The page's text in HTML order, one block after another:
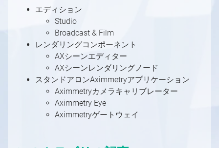
HDMI
ユーザーインターフェース
パネルの概要
フローエディターの基本
カメラムーバーのマウス制御
キーボードショートカット
トランスフォーメーションギズモとシーン設
定の編集
注意事項
方法
有線接続によるAximmetry Eyeの使い方
Aximmetry ゲートウェイの使用
Aximmetry Instant
Aximmetry Instant とは何ですか？
Aximmetry Instant Scene のインストール方
法
Aximmetry インスタントシーンの使用方法
インターレースビデオ信号
HDR 入力と出力
NDI
NDI 入力/出力設定
SMPTE 2110
SMPTE 2110 入力/出力設定
SRT
SRT
Streaming
ストリーミング（YouTube、Facebook、
Twitchなど）
Skype、Zoomその他のVoIPソフトウェア
録画
カメラ追跡データの録画方法
ビデオ録画と画像キャプチャ
HTTP経由でのAximmetryの外部制御
GPIO入力/出力設定
AximmetryでのGPIOの使用
OSC入力/出力設定
AximmetryでのOSCメッセージ
DMXをAximmetryで使用する
DMXによるピクセルマッピング
Elgato Stream Deckを使用してシーンを制御
する
MOS
AximmetryでMOSを設定する方法
ArionをAximmetryで使用するための設定
Aximmetryとの連携用にAP通信ENPSを設定
する
対応ファイル形式、エンコーダー、デコーダー
トラッキングシステムユニットの設定
トラッキングシステムユニットの設定
通信の設定
ファイアウォール設定
Aximmetryでのトラッキングシステムの設定
方法
キャリブレーション
カメラキャリブレーションの概念について
基本キャリブレーター
カメラキャリブレーター
キャリブレーションのテスト
シーン設定
基本ツール
キャリブレーションのテスト
追加ツール
特定のトラッキングシステムの設定
アンティレイテンシー設定
Indiemark/Glassmarkの使用
Optitrack
HTC Vive設定
Free-D システムの設定
高度な情報と機能
カメラとヘッドの変換
PTZ カメラ
概要
モデルの準備
3D モデルのエクスポート
3D モデルのインポート
マテリアル
PBR マテリアル
ライティング
ライトマップ
シャドウ
AX Scene Editorでのコンテンツ作成
AX Scene Editor 導入ガイド
Unrealプロジェクトの準備
Live Syncを使用した相互的な編集
ブループリントを使用した追加の制御
Aximmetry UEストックシーンの使用と編集
高度な情報と機能
AximmetryのUnrealにおける
VirtualScreen
スタジオ設定例（グリーンスクリーン、バー
チャルカメラ）
バーチャルカメラコンパウンド
入力（バーチャルカメラ）
クロッピング
キーイング設定（バーチャルカメラ）
バーチャルカメラコンパウンドでのビルボー
ド設定
バーチャルカメラコンパウンドのカメラコン
トラッキングカメラワークフロー
スタジオ設定例（グリーンスクリーン、トラ
ッキングカメラ）
トラッキングカメラコンパウンド
入力（トラッキングカメラ）
スタジオコントロールパネル
キーイング設定（トラッキングカメラ）
シーンコントロールパネル
トラッキングカメラビルボード：配置
キーイング
クロマスタジオ背景
良いキーイングの要件
キーイング
3Dクリーンプレートジェネレーターの使用
外部キーヤーとのAximmetryの使用
UnityでのAximmetryを外部キーヤーとして
使用する方法
Unreal Scene Setup (Green Screen)
混合カメラコンパウンド
ヴィネット補正が役立つ場合
LEDウォール制作の概要
LEDの活用事例
LED 起動時の設定
仮想スタジオシーンの準備
Aximmetry シーン設定（LED ウォール）
Unreal シーン設定（LEDウォール）
入力の設定
入力コントロールボードの概要
トラッキング対応カメラインプット
シーン配置
複数のカメラを1つのシーン内に配置する
LEDウォールの設置
LEDウォール制御盤の概要
LEDウォールの設置方法
仮想および物理LEDウォールの設置
スタジオ コントロール パネル
デジタル拡張機能の設定
デジタル拡張機能の設定
ヴィネット補正
デジタル拡張調整
最終化
遅延
簡易マルチマシンLED設定
ARプロダクションの概要
スタジオ設定例（AR）
ARカメラコンパウンド
Aximmetryシーン設定（AR）
Unrealシーン設定（AR）
AR マスク
マルチマシン環境
マルチマシン環境の概要
スタジオ設定例（マルチマシン）
マルチマシン設定
大規模スタジオ環境でのマルチマシン
高度な情報と機能
レンダリングからコントロールマシンへの動
画送信
Aximmetry によるマルチユーザー編集
OpenAI Compounds
OpenAI Compounds
Aximmetry でのスクリプト作成
Aximmetry でのスクリプト作成の概要
コマンドラインスイッチ
フォーマット文字列
Aximmetryコンテンツ保護
フローエディター
フローエディターの概要
モジュール
オートメーション
シーケンサーとシーケンスエディター
カメラコンパウンド内の伝送トンネル
Aximmetryの内部構造
Aximmetryの内部構造の概要
イン・トゥ・アウト遅延
レンダリング設定
チャートリアル
チュートリアルの概要
同期とGenlock
エディション
Studio
Broadcast & Film
レンダリングコンポーネント
AXシーンエディター
AXシーンレンダリングノード
スタンドアロンAximmetryアプリケーション
Aximmetryカメラキャリブレーター
Aximmetry Eye
Aximmetryゲートウェイ